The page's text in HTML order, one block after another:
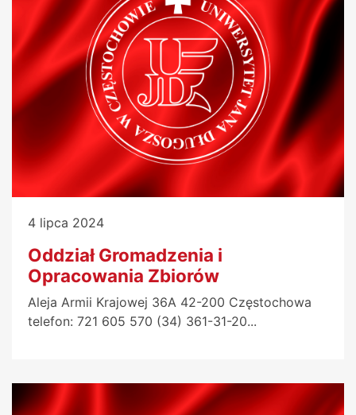
4 lipca 2024
Oddział Gromadzenia i
Opracowania Zbiorów
Aleja Armii Krajowej 36A 42-200 Częstochowa
telefon: 721 605 570 (34) 361-31-20...